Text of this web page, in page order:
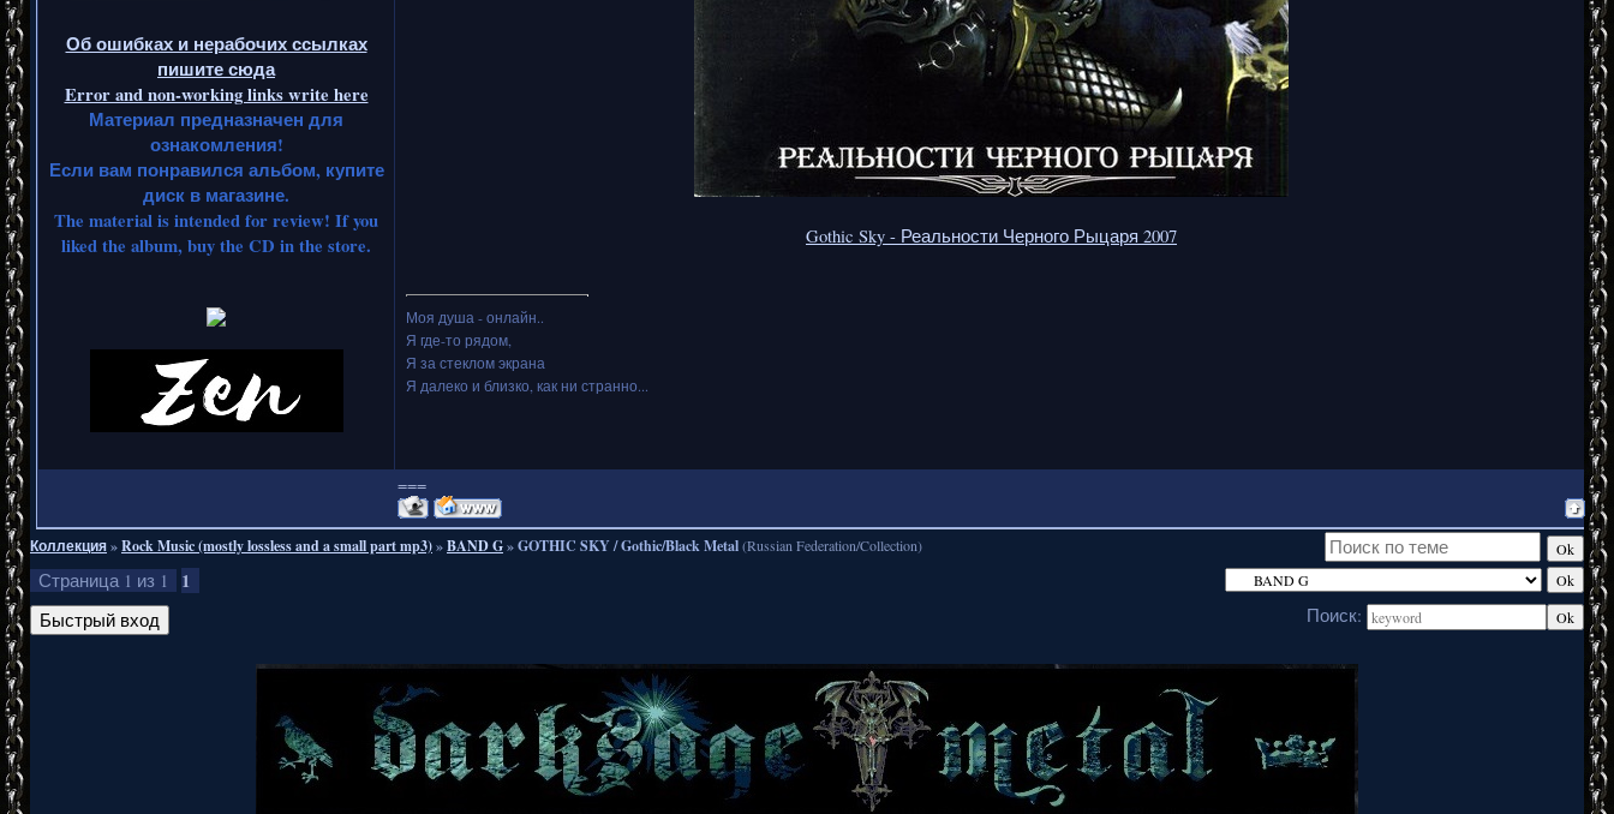
Об ошибках и нерабочих ссылках
пишите сюда
Error and non-working links write here
Материал предназначен для
ознакомления!
Если вам понравился альбом, купите
диск в магазине.
The material is intended for review! If you
liked the album, buy the CD in the store.
Gothic Sky - Реальности Черного Рыцаря 2007
Моя душа - онлайн..
Я где-то рядом,
Я за стеклом экрана
Я далеко и близко, как ни странно...
===
Коллекция»Rock Music (mostly lossless and a small part mp3)»BAND G»GOTHIC SKY / Gothic/Black Metal(Russian Federation/Collection)
Страница 1 из 1 1
Поиск: